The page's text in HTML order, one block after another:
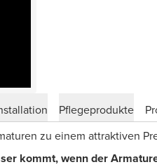
Pflegeprodukte
zu einem attraktiven
kommt, wenn der